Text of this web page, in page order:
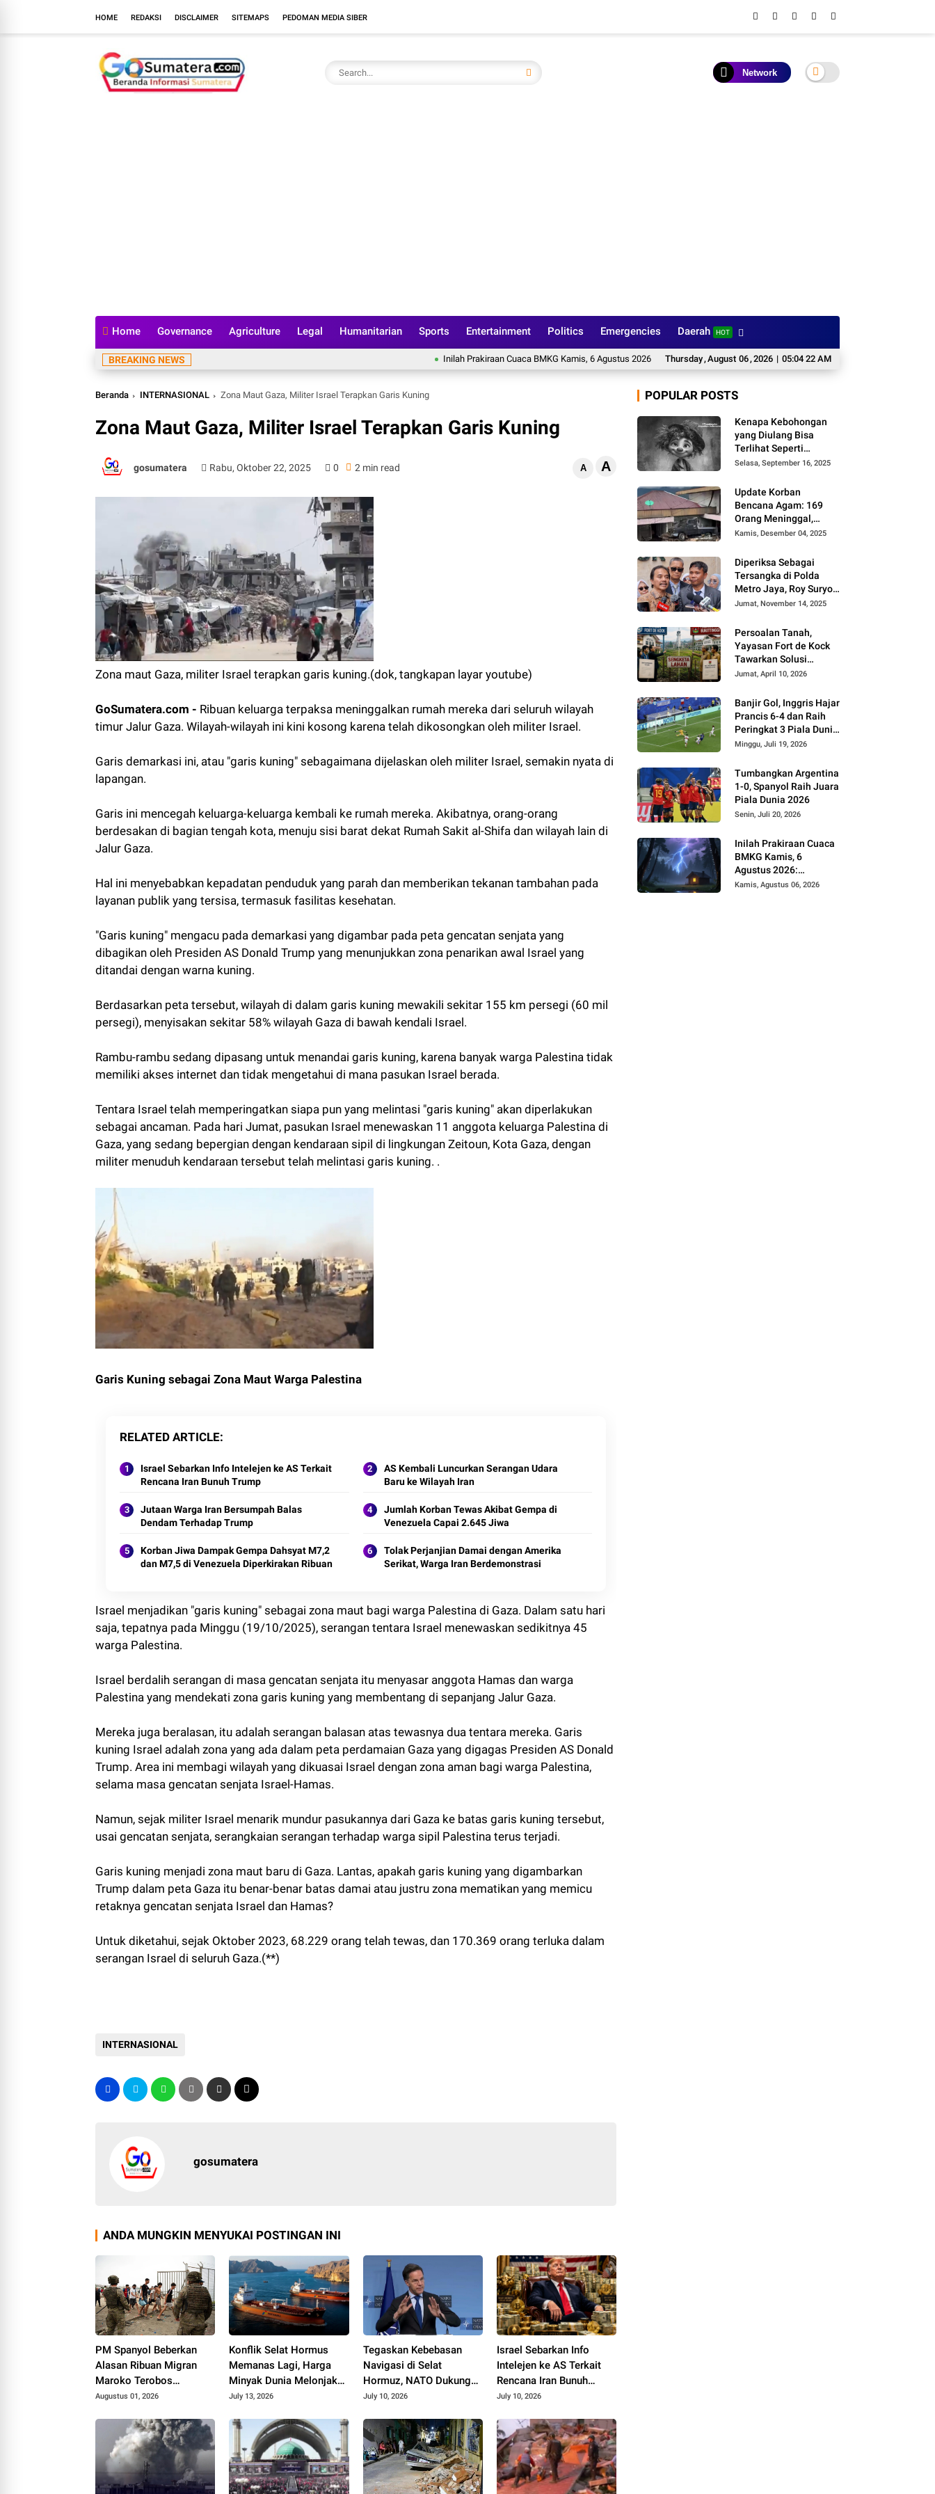
HOME REDAKSI DISCLAIMER SITEMAPS PEDOMAN MEDIA SIBER
Network
Home Governance Agriculture Legal Humanitarian Sports Entertainment Politics Emergencies Daerah HOT
Thursday,August 06,2026 | 05:04 23 AM
BREAKING NEWS Inilah Prakiraan Cuaca BMKG Kamis, 6 Agustus 2026: Waspada Hujan dan Petir Aksi Mafia CPO di Kapunduang, Kinali, Pasbar
Beranda INTERNASIONAL Zona Maut Gaza, Militer Israel Terapkan Garis Kuning
Zona Maut Gaza, Militer Israel Terapkan Garis Kuning
gosumatera Rabu, Oktober 22, 2025 0 2 min read A A
Zona maut Gaza, militer Israel terapkan garis kuning.(dok, tangkapan layar youtube)
GoSumatera.com - Ribuan keluarga terpaksa meninggalkan rumah mereka dari seluruh wilayah
timur Jalur Gaza. Wilayah-wilayah ini kini kosong karena telah dikosongkan oleh militer Israel.
Garis demarkasi ini, atau "garis kuning" sebagaimana dijelaskan oleh militer Israel, semakin nyata di
lapangan.
Garis ini mencegah keluarga-keluarga kembali ke rumah mereka. Akibatnya, orang-orang
berdesakan di bagian tengah kota, menuju sisi barat dekat Rumah Sakit al-Shifa dan wilayah lain di
Jalur Gaza.
Hal ini menyebabkan kepadatan penduduk yang parah dan memberikan tekanan tambahan pada
layanan publik yang tersisa, termasuk fasilitas kesehatan.
"Garis kuning" mengacu pada demarkasi yang digambar pada peta gencatan senjata yang
dibagikan oleh Presiden AS Donald Trump yang menunjukkan zona penarikan awal Israel yang
ditandai dengan warna kuning.
Berdasarkan peta tersebut, wilayah di dalam garis kuning mewakili sekitar 155 km persegi (60 mil
persegi), menyisakan sekitar 58% wilayah Gaza di bawah kendali Israel.
Rambu-rambu sedang dipasang untuk menandai garis kuning, karena banyak warga Palestina tidak
memiliki akses internet dan tidak mengetahui di mana pasukan Israel berada.
Tentara Israel telah memperingatkan siapa pun yang melintasi "garis kuning" akan diperlakukan
sebagai ancaman. Pada hari Jumat, pasukan Israel menewaskan 11 anggota keluarga Palestina di
Gaza, yang sedang bepergian dengan kendaraan sipil di lingkungan Zeitoun, Kota Gaza, dengan
militer menuduh kendaraan tersebut telah melintasi garis kuning. .
Garis Kuning sebagai Zona Maut Warga Palestina
RELATED ARTICLE
Israel Sebarkan Info Intelejen ke AS Terkait
Rencana Iran Bunuh Trump
AS Kembali Luncurkan Serangan Udara
Baru ke Wilayah Iran
Jutaan Warga Iran Bersumpah Balas
Dendam Terhadap Trump
Jumlah Korban Tewas Akibat Gempa di
Venezuela Capai 2.645 Jiwa
Korban Jiwa Dampak Gempa Dahsyat M7,2
dan M7,5 di Venezuela Diperkirakan Ribuan
Tolak Perjanjian Damai dengan Amerika
Serikat, Warga Iran Berdemonstrasi
Israel menjadikan "garis kuning" sebagai zona maut bagi warga Palestina di Gaza. Dalam satu hari
saja, tepatnya pada Minggu (19/10/2025), serangan tentara Israel menewaskan sedikitnya 45
warga Palestina.
Israel berdalih serangan di masa gencatan senjata itu menyasar anggota Hamas dan warga
Palestina yang mendekati zona garis kuning yang membentang di sepanjang Jalur Gaza.
Mereka juga beralasan, itu adalah serangan balasan atas tewasnya dua tentara mereka. Garis
kuning Israel adalah zona yang ada dalam peta perdamaian Gaza yang digagas Presiden AS Donald
Trump. Area ini membagi wilayah yang dikuasai Israel dengan zona aman bagi warga Palestina,
selama masa gencatan senjata Israel-Hamas.
Namun, sejak militer Israel menarik mundur pasukannya dari Gaza ke batas garis kuning tersebut,
usai gencatan senjata, serangkaian serangan terhadap warga sipil Palestina terus terjadi.
Garis kuning menjadi zona maut baru di Gaza. Lantas, apakah garis kuning yang digambarkan
Trump dalam peta Gaza itu benar-benar batas damai atau justru zona mematikan yang memicu
retaknya gencatan senjata Israel dan Hamas?
Untuk diketahui, sejak Oktober 2023, 68.229 orang telah tewas, dan 170.369 orang terluka dalam
serangan Israel di seluruh Gaza.(**)
INTERNASIONAL
gosumatera
ANDA MUNGKIN MENYUKAI POSTINGAN INI
PM Spanyol Beberkan
Alasan Ribuan Migran
Maroko Terobos
Perbatasan
Augustus 01, 2026
Konflik Selat Hormus
Memanas Lagi, Harga
Minyak Dunia Melonjak
Lebih dari Tiga Persen
July 13, 2026
Tegaskan Kebebasan
Navigasi di Selat
Hormuz, NATO Dukung
Serangan Terbaru AS ke
July 10, 2026
Israel Sebarkan Info
Intelejen ke AS Terkait
Rencana Iran Bunuh
Trump
July 10, 2026
POPULAR POSTS
Kenapa Kebohongan
yang Diulang Bisa
Terlihat Seperti
Kebenaran, Ini
Selasa, September 16, 2025
Update Korban
Bencana Agam: 169
Orang Meninggal,
Belum Ditemukan 86
Kamis, Desember 04, 2025
Diperiksa Sebagai
Tersangka di Polda
Metro Jaya, Roy Suryo
Cs Tidak Ditahan
Jumat, November 14, 2025
Persoalan Tanah,
Yayasan Fort de Kock
Tawarkan Solusi
Alternatif Kepada
Jumat, April 10, 2026
Banjir Gol, Inggris Hajar
Prancis 6-4 dan Raih
Peringkat 3 Piala Dunia
2026
Minggu, Juli 19, 2026
Tumbangkan Argentina
1-0, Spanyol Raih Juara
Piala Dunia 2026
Senin, Juli 20, 2026
Inilah Prakiraan Cuaca
BMKG Kamis, 6
Agustus 2026:
Waspada Hujan dan
Kamis, Agustus 06, 2026